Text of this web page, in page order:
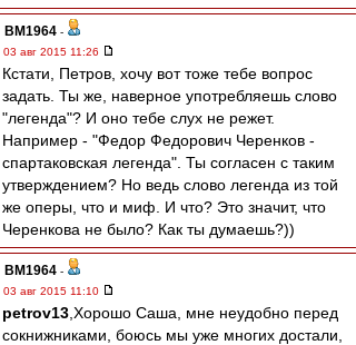
BM1964 -
03 авг 2015 11:26
Кстати, Петров, хочу вот тоже тебе вопрос
задать. Ты же, наверное употребляешь слово
"легенда"? И оно тебе слух не режет.
Например - "Федор Федорович Черенков -
спартаковская легенда". Ты согласен с таким
утверждением? Но ведь слово легенда из той
же оперы, что и миф. И что? Это значит, что
Черенкова не было? Как ты думаешь?))
BM1964 -
03 авг 2015 11:10
petrov13 ,Хорошо Саша, мне неудобно перед
сокнижниками, боюсь мы уже многих достали,